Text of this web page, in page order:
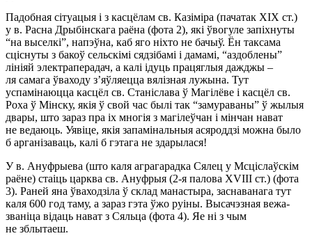
Падобная сітуацыя і з касцёлам св. Казіміра (пачатак XIX ст.)
у в. Расна Дрыбінскага раёна (фота 2), які ўвогуле запіхнуты
“на выселкі”, напэўна, каб яго ніхто не бачыў. Ён таксама
сціснуты з бакоў сельскімі сядзібамі і дамамі, “аздоблены”
лініяй электраперадач, а калі ідуць працяглыя дажджы –
ля самага ўваходу з’яўляецца вялізная лужына. Тут
успамінаюцца касцёл св. Станіслава ў Магілёве і касцёл св.
Роха ў Мінску, якія ў свой час былі так “замураваны” ў жылыя
двары, што зараз пра іх многія з магілеўчан і мінчан нават
не ведаюць. Уявіце, якія запамінальныя асяроддзі можна было
б арганізаваць, калі б гэтага не здарылася!
У в. Ануфрыева (што каля аграгарадка Сялец у Мсціслаўскім
раёне) стаіць царква св. Ануфрыя (2-я палова XVIII ст.) (фота
3). Раней яна ўваходзіла ў склад манастыра, заснаванага тут
каля 600 год таму, а зараз гэта ўжо руіны. Высачэзная вежа-
званіца відаць нават з Сяльца (фота 4). Яе ні з чым
не зблытаеш.